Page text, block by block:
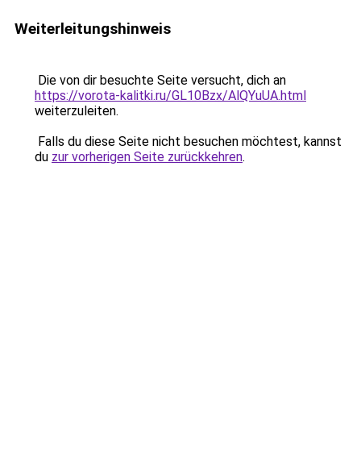
Weiterleitungshinweis
Die von dir besuchte Seite versucht, dich an
https://vorota-kalitki.ru/GL10Bzx/AlQYuUA.html
weiterzuleiten.
Falls du diese Seite nicht besuchen möchtest, kannst
du zur vorherigen Seite zurückkehren.